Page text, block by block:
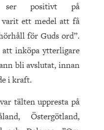
ser positivt på
ett medel att få
för Guds ord”.
inköpa ytterligare
bli avslutat, innan
i kraft.
tälten uppresta på
Östergötland,